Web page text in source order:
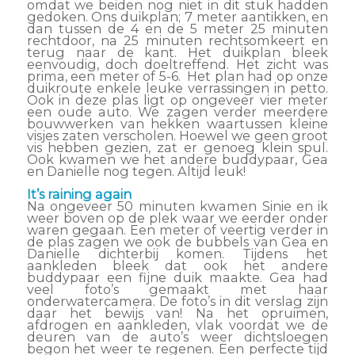
omdat we beiden nog niet in dit stuk hadden
gedoken. Ons duikplan; 7 meter aantikken, en
dan tussen de 4 en de 5 meter 25 minuten
rechtdoor, na 25 minuten rechtsomkeert en
terug naar de kant. Het duikplan bleek
eenvoudig, doch doeltreffend. Het zicht was
prima, een meter of 5-6. Het plan had op onze
duikroute enkele leuke verrassingen in petto.
Ook in deze plas ligt op ongeveer vier meter
een oude auto. We zagen verder meerdere
bouwwerken van hekken waartussen kleine
visjes zaten verscholen. Hoewel we geen groot
vis hebben gezien, zat er genoeg klein spul.
Ook kwamen we het andere buddypaar, Gea
en Danielle nog tegen. Altijd leuk!
It’s raining again
Na ongeveer 50 minuten kwamen Sinie en ik
weer boven op de plek waar we eerder onder
waren gegaan. Een meter of veertig verder in
de plas zagen we ook de bubbels van Gea en
Danielle dichterbij komen. Tijdens het
aankleden bleek dat ook het andere
buddypaar een fijne duik maakte. Gea had
veel foto’s gemaakt met haar
onderwatercamera. De foto’s in dit verslag zijn
daar het bewijs van! Na het opruimen,
afdrogen en aankleden, vlak voordat we de
deuren van de auto’s weer dichtsloegen
begon het weer te regenen. Een perfecte tijd